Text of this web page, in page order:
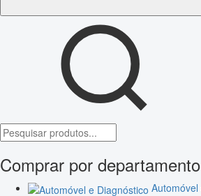
Comprar por departamento